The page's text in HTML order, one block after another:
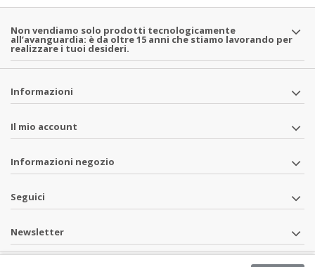
Non vendiamo solo prodotti tecnologicamente
all’avanguardia: è da oltre 15 anni che stiamo lavorando per
realizzare i tuoi desideri.
Informazioni
Il mio account
Informazioni negozio
Seguici
Newsletter